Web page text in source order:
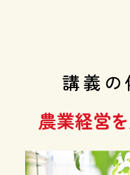
講義の
農業経営